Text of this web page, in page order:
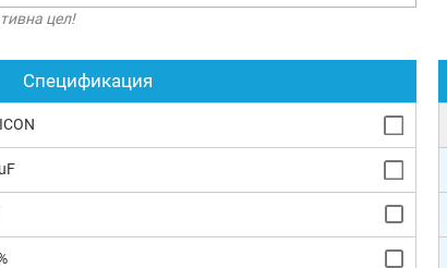
цел!
Спецификация